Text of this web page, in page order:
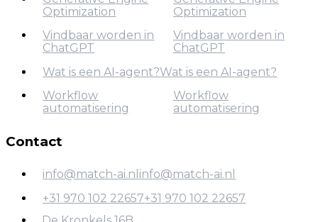
Optimization
Generative Engine
Optimization
Optimization
Vindbaar worden in
ChatGPT
Vindbaar worden in
ChatGPT
Vindbaar worden in
ChatGPT
Wat is een AI-agent?
Wat is een AI-agent?
Wat is een AI-agent?
Workflow
automatisering
Workflow
Workflow
automatisering
Contact
info@match-ai.nl
info@match-ai.nl
info@match-ai.nl
+31 970 102 22657+31 970 102 22657